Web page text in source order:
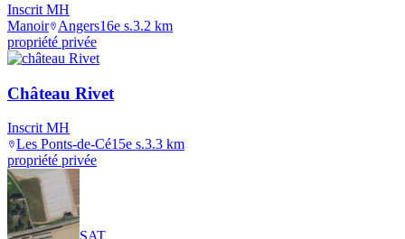
Inscrit MH
Manoir
Angers16e s.3.2 km
propriété privée
Château Rivet
Inscrit MH
Les Ponts-de-Cé15e s.3.3 km
propriété privée